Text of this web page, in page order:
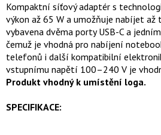
Kompaktní síťový adaptér s
výkon až 65 W a umožňuje nabíjet až
vybavena dvěma porty USB-C a
čemuž je vhodná pro nabíjení
telefonů i další kompatibilní
vstupnímu napětí 100–240 V je
Produkt vhodný k umístění loga.
SPECIFIKACE: